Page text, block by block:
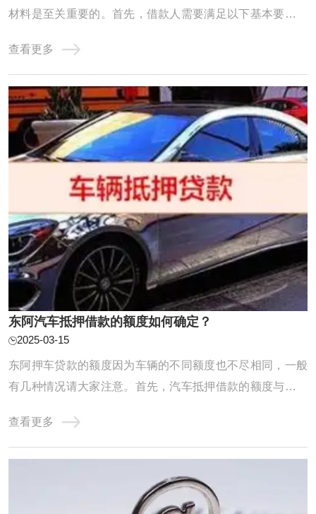
材料是至关重要的。首先，借款人需要满足以下基本要求：
贷款的合法性。车辆的所有权必须清晰，这包括提供身份
证、户口本以及证明其工作和收入稳定的工作证明和收入证
明。此外，银行流水记录和车辆相关的证件，如 ...
查看更多
东阿汽车抵押借款的额度如何确定？
2025-03-15
东阿押车贷款的额度因为车辆的不同额度也不尽相同，一般
有几种情况请大家注意。首先，汽车抵押借款的额度与汽车
就相应越高，但通常不会超过汽车自身的价值。在评估汽车
价值时，会综合考虑车辆的品牌、车况以及市场需求等多个
查看更多